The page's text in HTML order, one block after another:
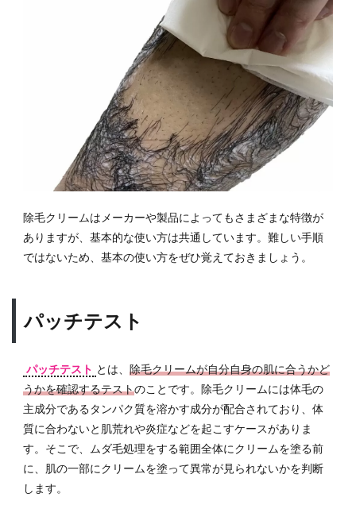
ソラ
ンシ
ア
4
自宅
ムダ
最適
な除
ム
5
や職
場か
ら近
くの
脱毛
除毛クリームはメーカーや製品によってもさまざまな特徴が
ありますが、基本的な使い方は共通しています。難しい手順
ではないため、基本の使い方をぜひ覚えておきましょう。
パッチテスト
パッチテスト とは、除毛クリームが自分自身の肌に合うかど
うかを確認するテストのことです。除毛クリームには体毛の
主成分であるタンパク質を溶かす成分が配合されており、体
質に合わないと肌荒れや炎症などを起こすケースがありま
す。そこで、ムダ毛処理をする範囲全体にクリームを塗る前
に、肌の一部にクリームを塗って異常が見られないかを判断
します。